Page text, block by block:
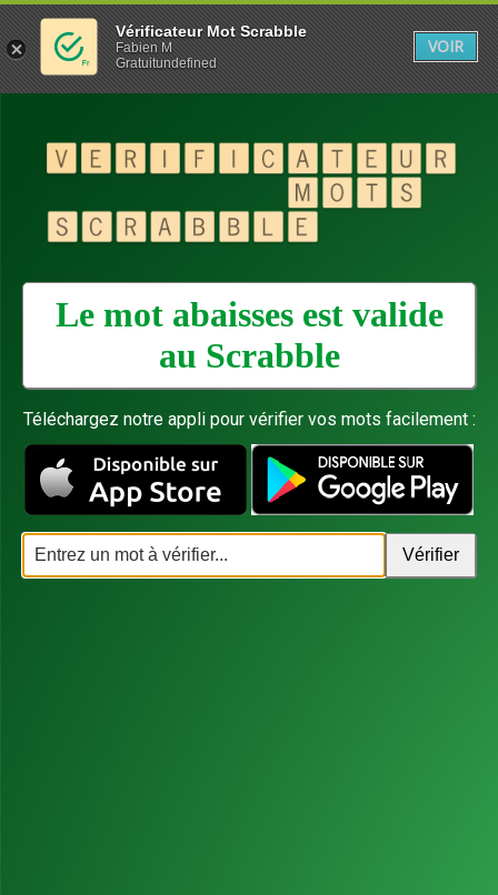
Le mot abaisses est valide
au Scrabble
Téléchargez notre appli pour vérifier vos mots facilement :
Vérificateur Mot Scrabble
Fabien M
Gratuitundefined
VOIR